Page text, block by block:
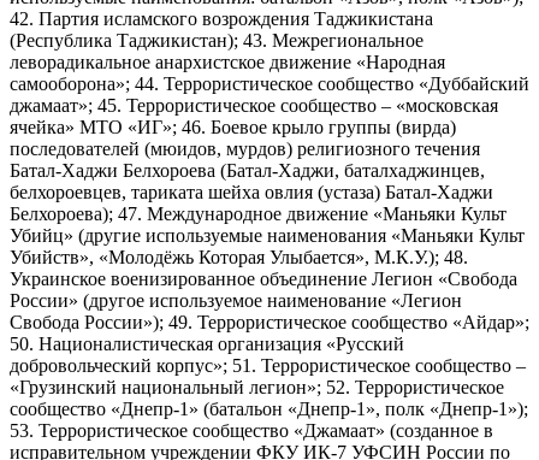
42. Партия исламского возрождения Таджикистана
(Республика Таджикистан); 43. Межрегиональное
леворадикальное анархистское движение «Народная
самооборона»; 44. Террористическое сообщество «Дуббайский
джамаат»; 45. Террористическое сообщество – «московская
ячейка» МТО «ИГ»; 46. Боевое крыло группы (вирда)
последователей (мюидов, мурдов) религиозного течения
Батал-Хаджи Белхороева (Батал-Хаджи, баталхаджинцев,
белхороевцев, тариката шейха овлия (устаза) Батал-Хаджи
Белхороева); 47. Международное движение «Маньяки Культ
Убийц» (другие используемые наименования «Маньяки Культ
Убийств», «Молодёжь Которая Улыбается», М.К.У.); 48.
Украинское военизированное объединение Легион «Свобода
России» (другое используемое наименование «Легион
Свобода России»); 49. Террористическое сообщество «Айдар»;
50. Националистическая организация «Русский
добровольческий корпус»; 51. Террористическое сообщество –
«Грузинский национальный легион»; 52. Террористическое
сообщество «Днепр-1» (батальон «Днепр-1», полк «Днепр-1»);
53. Террористическое сообщество «Джамаат» (созданное в
исправительном учреждении ФКУ ИК-7 УФСИН России по